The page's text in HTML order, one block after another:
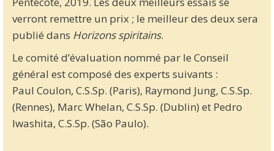
verront remettre un prix ; le meilleur des deux sera
publié dans Horizons spiritains.
Le comité d’évaluation nommé par le Conseil
général est composé des experts suivants :
Paul Coulon, C.S.Sp. (Paris), Raymond Jung, C.S.Sp.
(Rennes), Marc Whelan, C.S.Sp. (Dublin) et Pedro
Iwashita, C.S.Sp. (São Paulo).